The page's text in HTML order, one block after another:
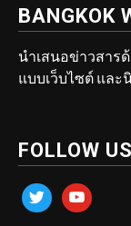
BANGKOK
นำเสนอข่าวสาร
แบบเว็บไซต์ และ
FOLLOW US
twitter youtube